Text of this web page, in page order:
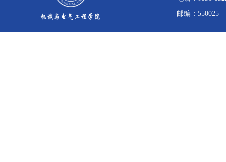
邮编：550025